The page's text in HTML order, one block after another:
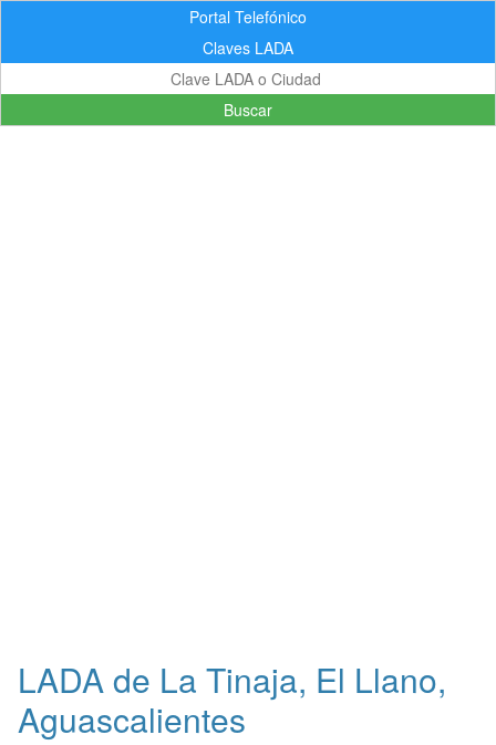
Portal Telefónico
Claves LADA
Buscar
LADA de La Tinaja, El Llano,
Aguascalientes